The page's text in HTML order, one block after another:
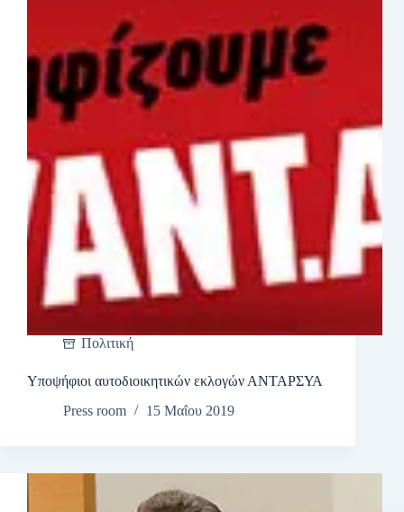
Πολιτική
Υποψήφιοι αυτοδιοικητικών εκλογών ΑΝΤΑΡΣΥΑ
Press room
15 Μαΐου 2019